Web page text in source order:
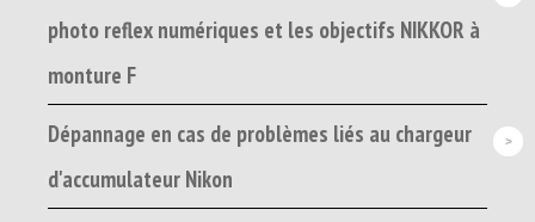
photo reflex numériques et les objectifs NIKKOR à
monture F
Dépannage en cas de problèmes liés au chargeur
d'accumulateur Nikon